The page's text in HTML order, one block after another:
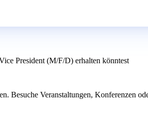
President (M/F/D) erhalten könntest
Besuche Veranstaltungen, Konferenzen